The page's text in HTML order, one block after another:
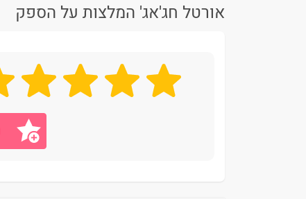
אורטל חג'אג' המלצות על הספק